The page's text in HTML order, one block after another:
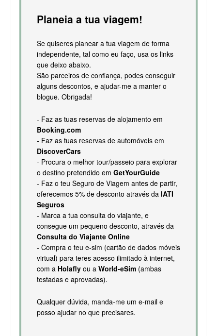
Planeia a tua viagem!
Se quiseres planear a tua viagem de forma
independente, tal como eu faço, usa os links
que deixo abaixo.
São parceiros de confiança, podes conseguir
alguns descontos, e ajudar-me a manter o
blogue. Obrigada!
- Faz as tuas reservas de alojamento em
Booking.com
- Faz as tuas reservas de automóveis em
DiscoverCars
- Procura o melhor tour/passeio para explorar
o destino pretendido em GetYourGuide
- Faz o teu Seguro de Viagem antes de partir,
oferecemos 5% de desconto através da IATI
Seguros
- Marca a tua consulta do viajante, e
consegue um pequeno desconto, através da
Consulta do Viajante Online
- Compra o teu e-sim (cartão de dados móveis
virtual) para teres acesso ilimitado à internet,
com a Holaflyou a World-eSim(ambas
testadas e aprovadas).
Qualquer dúvida, manda-me um e-mail e
posso ajudar no que precisares.